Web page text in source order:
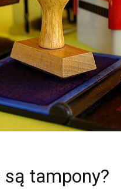
są tampony?